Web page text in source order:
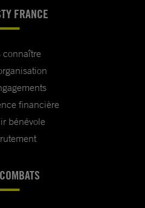
FRANCE
connaître
financière
bénévole